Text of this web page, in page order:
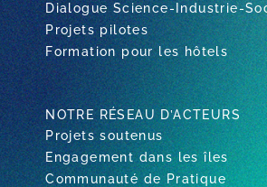
Dialogue Science-Industrie-
Projets pilotes
Formation pour les hôtels
NOTRE RÉSEAU D’ACTEURS
Projets soutenus
Engagement dans les îles
Communauté de Pratique